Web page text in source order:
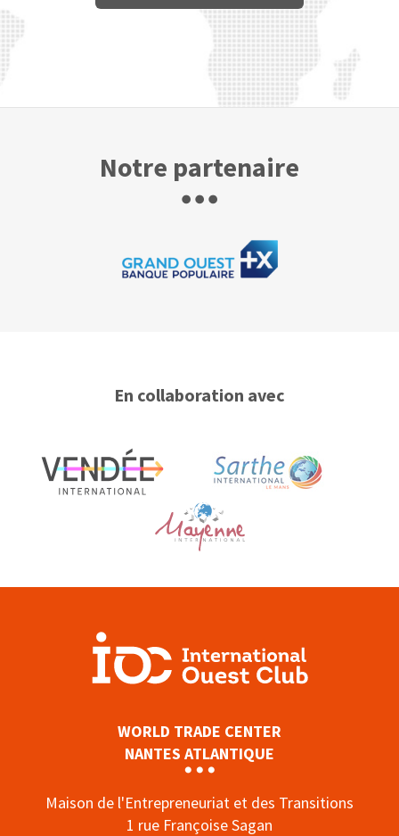
Notre partenaire
En collaboration avec
WORLD TRADE CENTER
NANTES ATLANTIQUE
Maison de l'Entrepreneuriat et des Transitions
1 rue Françoise Sagan